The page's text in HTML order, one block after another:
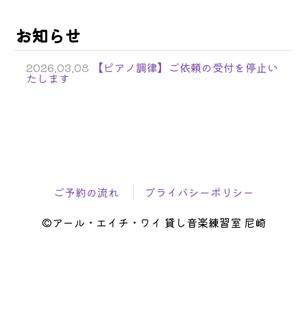
お知らせ
2026.03.08 【ピアノ調律】ご依頼の受付を停止い
たします
ご予約の流れ
プライバシーポリシー
©アール・エイチ・ワイ 貸し音楽練習室 尼崎